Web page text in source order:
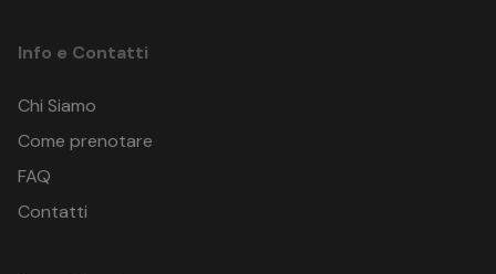
Info e Contatti
Chi Siamo
Come prenotare
FAQ
Contatti